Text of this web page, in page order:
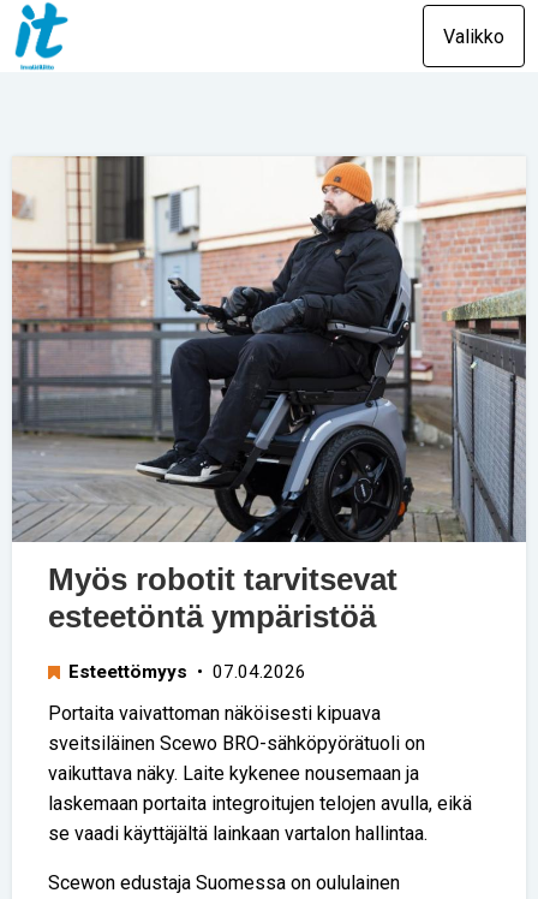
Valikko
Myös robotit tarvitsevat
esteetöntä ympäristöä
Esteettömyys • 07.04.2026
Portaita vaivattoman näköisesti kipuava
sveitsiläinen Scewo BRO-sähköpyörätuoli on
vaikuttava näky. Laite kykenee nousemaan ja
laskemaan portaita integroitujen telojen avulla, eikä
se vaadi käyttäjältä lainkaan vartalon hallintaa.
Scewon edustaja Suomessa on oululainen